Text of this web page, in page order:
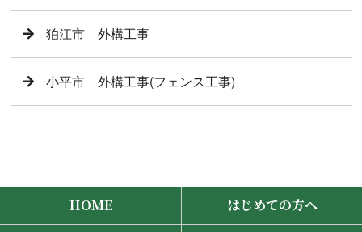
狛江市 外構工事
小平市 外構工事(フェンス工事)
HOME はじめての方へ